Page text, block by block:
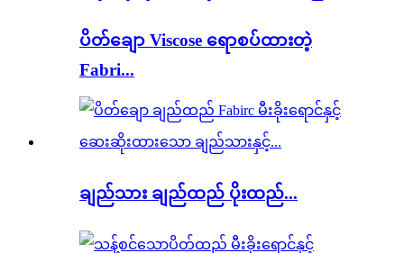
ပိတ်ချော Viscose ရောစပ်ထားတဲ့
Fabri...
ချည်သား ချည်ထည် ပိုးထည်...